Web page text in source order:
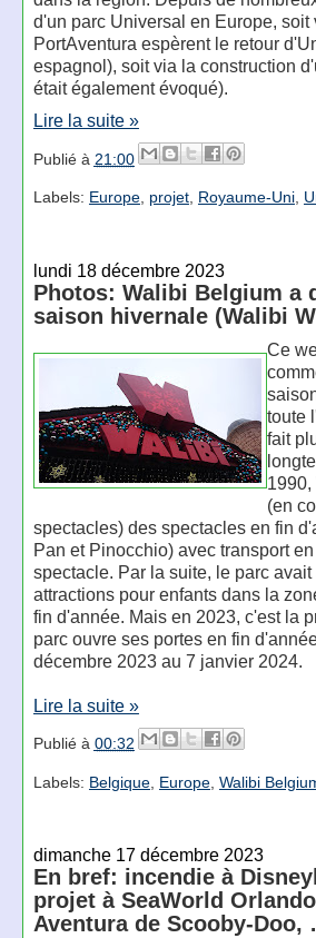
d'un parc Universal en Europe,
PortAventura espèrent le retour
espagnol), soit via la construction
était également évoqué).
Lire la suite »
Publié à 21:00
Labels: Europe, projet, Royaume-Uni,
lundi 18 décembre 2023
Photos: Walibi Belgium a
saison hivernale (Walibi
Ce
toute
fait
(en
spectacles) des spectacles en fin
Pan et Pinocchio) avec transport
spectacle. Par la suite, le parc
attractions pour enfants dans la
fin d'année. Mais en 2023, c'est la
parc ouvre ses portes en fin
décembre 2023 au 7 janvier 2024.
Lire la suite »
Publié à 00:32
Labels: Belgique, Europe, Walibi
dimanche 17 décembre 2023
En bref: incendie à
projet à SeaWorld
Aventura de Scooby-Doo,